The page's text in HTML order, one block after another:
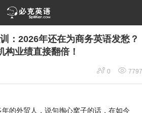
：2026年还在为商务英语发愁？
构业绩直接翻倍！
 0  7797
的外贸人，说句掏心窝子的话，在如今